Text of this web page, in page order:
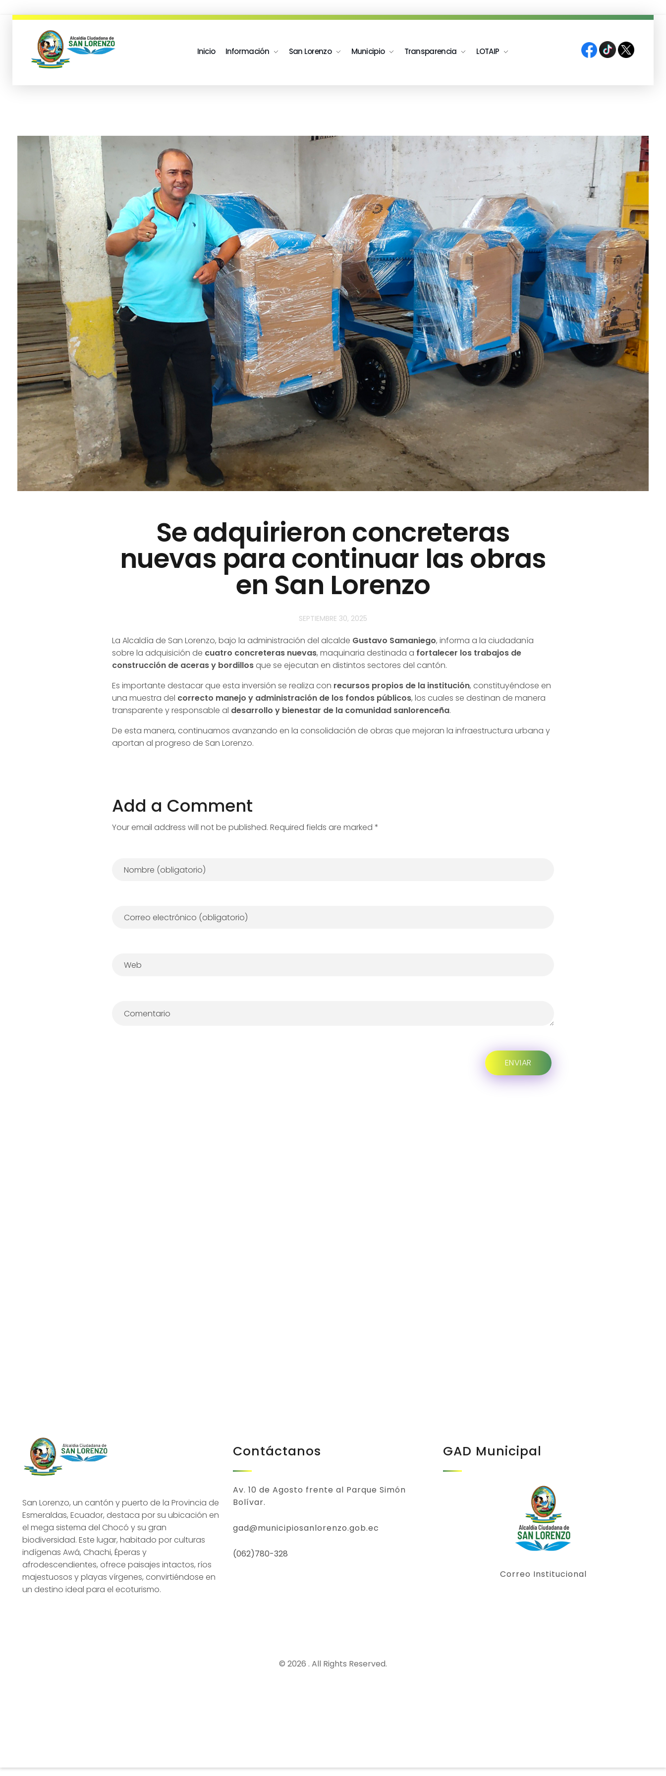
Inicio Información San Lorenzo Municipio Transparencia LOTAIP
Se adquirieron concreteras
nuevas para continuar las obras
en San Lorenzo
SEPTIEMBRE 30, 2025
La Alcaldía de San Lorenzo, bajo la administración del alcalde Gustavo Samaniego, informa a la ciudadanía
sobre la adquisición de cuatro concreteras nuevas, maquinaria destinada a fortalecer los trabajos de
construcción de aceras y bordillos que se ejecutan en distintos sectores del cantón.
Es importante destacar que esta inversión se realiza con recursos propios de la institución, constituyéndose en
una muestra del correcto manejo y administración de los fondos públicos, los cuales se destinan de manera
transparente y responsable al desarrollo y bienestar de la comunidad sanlorenceña.
De esta manera, continuamos avanzando en la consolidación de obras que mejoran la infraestructura urbana y
aportan al progreso de San Lorenzo.
Add a Comment
Your email address will not be published. Required fields are marked *
San Lorenzo, un cantón y puerto de la Provincia de
Esmeraldas, Ecuador, destaca por su ubicación en
el mega sistema del Chocó y su gran
biodiversidad. Este lugar, habitado por culturas
indígenas Awá, Chachi, Éperas y
afrodescendientes, ofrece paisajes intactos, ríos
majestuosos y playas vírgenes, convirtiéndose en
un destino ideal para el ecoturismo.
Contáctanos
Av. 10 de Agosto frente al Parque Simón
Bolívar.
gad@municipiosanlorenzo.gob.ec
(062)780-328
GAD Municipal
Correo Institucional
© 2026 . All Rights Reserved.